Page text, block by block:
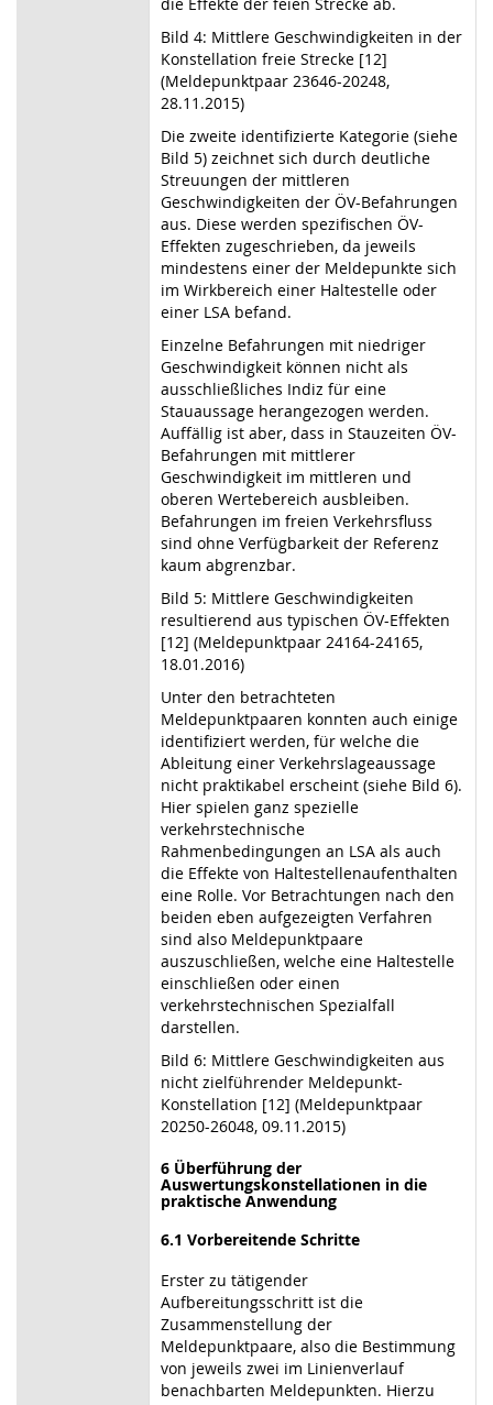
Bild 4: Mittlere Geschwindigkeiten in der
Konstellation freie Strecke [12]
(Meldepunktpaar 23646-20248,
28.11.2015)
Die zweite identifizierte Kategorie (siehe
Bild 5) zeichnet sich durch deutliche
Streuungen der mittleren
Geschwindigkeiten der ÖV-Befahrungen
aus. Diese werden spezifischen ÖV-
Effekten zugeschrieben, da jeweils
mindestens einer der Meldepunkte sich
im Wirkbereich einer Haltestelle oder
einer LSA befand.
Einzelne Befahrungen mit niedriger
Geschwindigkeit können nicht als
ausschließliches Indiz für eine
Stauaussage herangezogen werden.
Auffällig ist aber, dass in Stauzeiten ÖV-
Befahrungen mit mittlerer
Geschwindigkeit im mittleren und
oberen Wertebereich ausbleiben.
Befahrungen im freien Verkehrsfluss
sind ohne Verfügbarkeit der Referenz
kaum abgrenzbar.
Bild 5: Mittlere Geschwindigkeiten
resultierend aus typischen ÖV-Effekten
[12] (Meldepunktpaar 24164-24165,
18.01.2016)
Unter den betrachteten
Meldepunktpaaren konnten auch einige
identifiziert werden, für welche die
Ableitung einer Verkehrslageaussage
nicht praktikabel erscheint (siehe Bild 6).
Hier spielen ganz spezielle
verkehrstechnische
Rahmenbedingungen an LSA als auch
die Effekte von Haltestellenaufenthalten
eine Rolle. Vor Betrachtungen nach den
beiden eben aufgezeigten Verfahren
sind also Meldepunktpaare
auszuschließen, welche eine Haltestelle
einschließen oder einen
verkehrstechnischen Spezialfall
darstellen.
Bild 6: Mittlere Geschwindigkeiten aus
nicht zielführender Meldepunkt-
Konstellation [12] (Meldepunktpaar
20250-26048, 09.11.2015)
6 Überführung der
Auswertungskonstellationen in die
praktische Anwendung
6.1 Vorbereitende Schritte
Erster zu tätigender
Aufbereitungsschritt ist die
Zusammenstellung der
Meldepunktpaare, also die Bestimmung
von jeweils zwei im Linienverlauf
benachbarten Meldepunkten. Hierzu